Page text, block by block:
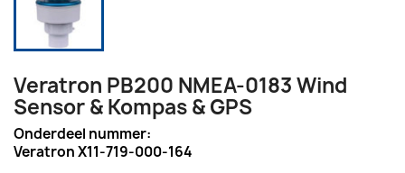
Veratron PB200 NMEA-0183 Wind
Sensor & Kompas & GPS
Onderdeel nummer:
Veratron X11-719-000-164